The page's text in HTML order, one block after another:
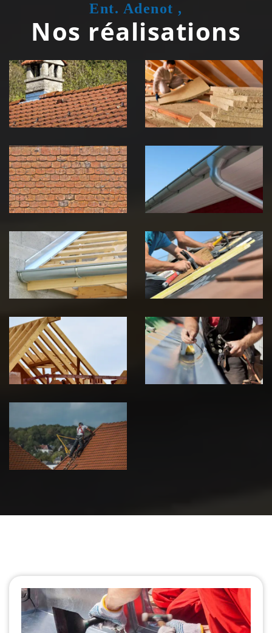
Ent. Adenot ,
Nos réalisations
Couvreur
zingueur 39
Jura
Isolation de
toiture 39
Jura
démoussage de
toiture 39
Jura
pose de
gouttière 39
Jura
Pose de
Chéneau 39
Jura
Réparation de
toiture 39
Jura
Traitement de
charpente 39
Jura
Travaux de
zinguerie 39
Jura
Urgence fuite
de toiture 39
Jura